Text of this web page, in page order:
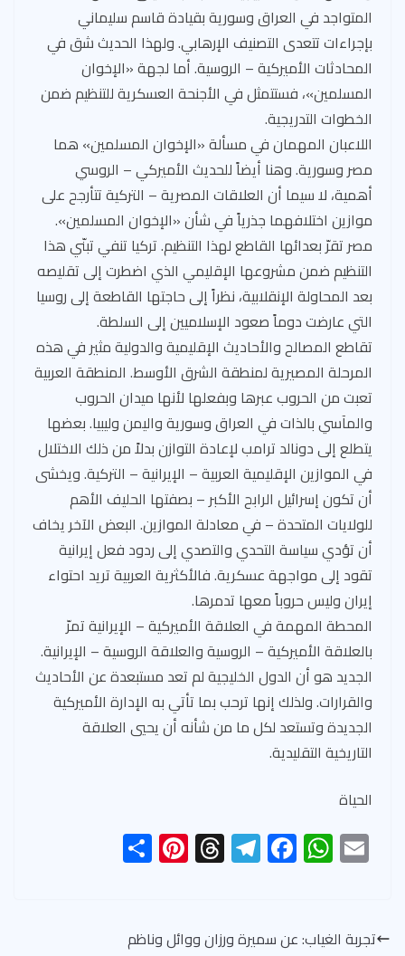
المتواجد في العراق وسورية بقيادة قاسم سليماني
بإجراءات تتعدى التصنيف الإرهابي. ولهذا الحديث شق في
المحادثات الأميركية – الروسية. أما لجهة «الإخوان
المسلمين»، فستتمثل في الأجنحة العسكرية للتنظيم ضمن
الخطوات التدريجية.
اللاعبان المهمان في مسألة «الإخوان المسلمين» هما
مصر وسورية. وهنا أيضاً للحديث الأميركي – الروسي
أهمية، لا سيما أن العلاقات المصرية – التركية تتأرجح على
موازين اختلافهما جذرياً في شأن «الإخوان المسلمين».
مصر تقرّ بعدائها القاطع لهذا التنظيم. تركيا تنفي تبنّي هذا
التنظيم ضمن مشروعها الإقليمي الذي اضطرت إلى تقليصه
بعد المحاولة الإنقلابية، نظراً إلى حاجتها القاطعة إلى روسيا
التي عارضت دوماً صعود الإسلاميين إلى السلطة.
تقاطع المصالح والأحاديث الإقليمية والدولية مثير في هذه
المرحلة المصيرية لمنطقة الشرق الأوسط. المنطقة العربية
تعبت من الحروب عبرها وبفعلها لأنها ميدان الحروب
والمآسي بالذات في العراق وسورية واليمن وليبيا. بعضها
يتطلع إلى دونالد ترامب لإعادة التوازن بدلاً من ذلك الاختلال
في الموازين الإقليمية العربية – الإيرانية – التركية. ويخشى
أن تكون إسرائيل الرابح الأكبر – بصفتها الحليف الأهم
للولايات المتحدة – في معادلة الموازين. البعض الآخر يخاف
أن تؤدي سياسة التحدي والتصدي إلى ردود فعل إيرانية
تقود إلى مواجهة عسكرية. فالأكثرية العربية تريد احتواء
إيران وليس حروباً معها تدمرها.
المحطة المهمة في العلاقة الأميركية – الإيرانية تمرّ
بالعلاقة الأميركية – الروسية والعلاقة الروسية – الإيرانية.
الجديد هو أن الدول الخليجية لم تعد مستبعدة عن الأحاديث
والقرارات. ولذلك إنها ترحب بما تأتي به الإدارة الأميركية
الجديدة وتستعد لكل ما من شأنه أن يحيي العلاقة
التاريخية التقليدية.
الحياة
E
m
W
h
s
F
ac
b
Te
le
a
T
hr
ds
Pi
nt
es
تجربة الغياب: عن سميرة ورزان ووائل وناظم